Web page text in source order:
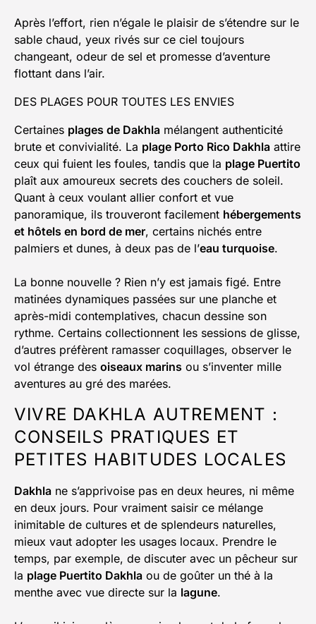
Après l’effort, rien n’égale le plaisir de s’étendre sur le
sable chaud, yeux rivés sur ce ciel toujours
changeant, odeur de sel et promesse d’aventure
flottant dans l’air.
DES PLAGES POUR TOUTES LES ENVIES
Certaines plages de Dakhla mélangent authenticité
brute et convivialité. La plage Porto Rico Dakhla attire
ceux qui fuient les foules, tandis que la plage Puertito
plaît aux amoureux secrets des couchers de soleil.
Quant à ceux voulant allier confort et vue
panoramique, ils trouveront facilement hébergements
et hôtels en bord de mer, certains nichés entre
palmiers et dunes, à deux pas de l’eau turquoise.
La bonne nouvelle ? Rien n’y est jamais figé. Entre
matinées dynamiques passées sur une planche et
après-midi contemplatives, chacun dessine son
rythme. Certains collectionnent les sessions de glisse,
d’autres préfèrent ramasser coquillages, observer le
vol étrange des oiseaux marins ou s’inventer mille
aventures au gré des marées.
VIVRE DAKHLA AUTREMENT :
CONSEILS PRATIQUES ET
PETITES HABITUDES LOCALES
Dakhla ne s’apprivoise pas en deux heures, ni même
en deux jours. Pour vraiment saisir ce mélange
inimitable de cultures et de splendeurs naturelles,
mieux vaut adopter les usages locaux. Prendre le
temps, par exemple, de discuter avec un pêcheur sur
la plage Puertito Dakhla ou de goûter un thé à la
menthe avec vue directe sur la lagune.